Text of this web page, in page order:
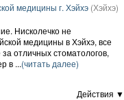
медицины г. Хэйхэ (Хэйхэ)
Нисколечко не
медицины в Хэйхэ, все
отличных стоматологов,
в ...(читать далее)
Действия ▼